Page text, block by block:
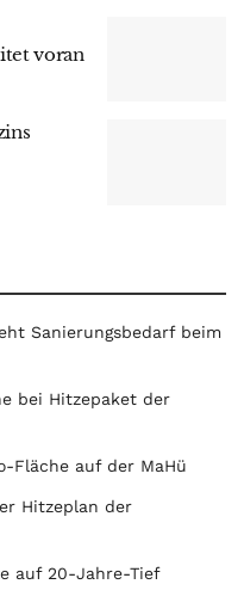
voran
Sanierungsbedarf beim
bei Hitzepaket der
Fläche auf der MaHü
Hitzeplan der
auf 20-Jahre-Tief